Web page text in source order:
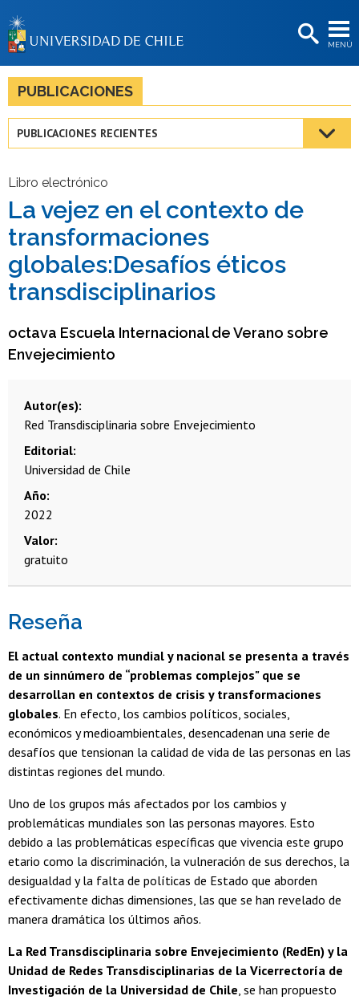
MENÚ
BIBLIOTECAS
LA UNIVERSIDAD
Estudiantes
Funcionarias/os
Egresadas/os
PUBLICACIONES
PUBLICACIONES RECIENTES
Libro electrónico
La vejez en el contexto de
transformaciones
globales:Desafíos éticos
transdisciplinarios
octava Escuela Internacional de Verano sobre
Envejecimiento
Autor(es)
Red Transdisciplinaria sobre Envejecimiento
Editorial
Universidad de Chile
Año
2022
Valor
gratuito
Reseña
El actual contexto mundial y nacional se presenta a través
de un sinnúmero de “problemas complejos" que se
desarrollan en contextos de crisis y transformaciones
globales. En efecto, los cambios políticos, sociales,
económicos y medioambientales, desencadenan una serie de
desafíos que tensionan la calidad de vida de las personas en las
distintas regiones del mundo.
Uno de los grupos más afectados por los cambios y
problemáticas mundiales son las personas mayores. Esto
debido a las problemáticas específicas que vivencia este grupo
etario como la discriminación, la vulneración de sus derechos, la
desigualdad y la falta de políticas de Estado que aborden
efectivamente dichas dimensiones, las que se han revelado de
manera dramática los últimos años.
La Red Transdisciplinaria sobre Envejecimiento (RedEn) y la
Unidad de Redes Transdisciplinarias de la Vicerrectoría de
Investigación de la Universidad de Chile, se han propuesto